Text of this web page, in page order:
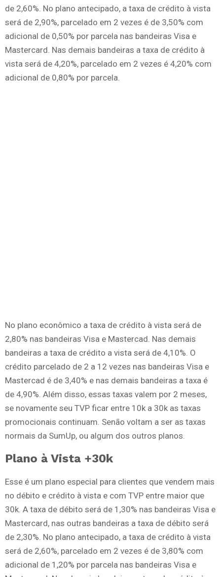
de 2,60%. No plano antecipado, a taxa de crédito à vista
será de 2,90%, parcelado em 2 vezes é de 3,50% com
adicional de 0,50% por parcela nas bandeiras Visa e
Mastercard. Nas demais bandeiras a taxa de crédito à
vista será de 4,20%, parcelado em 2 vezes é 4,20% com
adicional de 0,80% por parcela.
No plano econômico a taxa de crédito à vista será de
2,80% nas bandeiras Visa e Mastercad. Nas demais
bandeiras a taxa de crédito a vista será de 4,10%. O
crédito parcelado de 2 a 12 vezes nas bandeiras Visa e
Mastercad é de 3,40% e nas demais bandeiras a taxa é
de 4,90%. Além disso, essas taxas valem por 2 meses,
se novamente seu TVP ficar entre 10k a 30k as taxas
promocionais continuam. Senão voltam a ser as taxas
normais da SumUp, ou algum dos outros planos.
Plano à Vista +30k
Esse é um plano especial para clientes que vendem mais
no débito e crédito à vista e com TVP entre maior que
30k. A taxa de débito será de 1,30% nas bandeiras Visa e
Mastercard, nas outras bandeiras a taxa de débito será
de 2,30%. No plano antecipado, a taxa de crédito à vista
será de 2,60%, parcelado em 2 vezes é de 3,80% com
adicional de 1,20% por parcela nas bandeiras Visa e